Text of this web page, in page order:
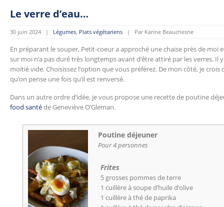
Le verre d’eau…
30 juin 2024 | Légumes, Plats végétariens | Par Karine Beauchesne
En préparant le souper, Petit-coeur a approché une chaise près de moi
sur moi n’a pas duré très longtemps avant d’être attiré par les verres.
moitié vide. Choisissez l’option que vous préférez. De mon côté, je crois
qu’on pense une fois qu’il est renversé.
Dans un autre ordre d’idée, je vous propose une recette de poutine
food santéde Geneviève O’Gleman.
Poutine déjeuner
Pour 4 personnes
Frites
5 grosses pommes de terre
1 cuillère à soupe d’huile d’olive
1 cuillère à thé de paprika